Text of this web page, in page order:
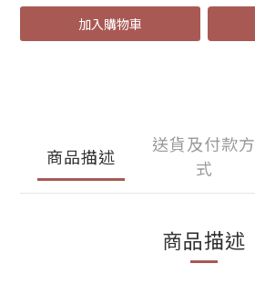
加入購物車
商品描述
送貨及付款方
式
商品描述